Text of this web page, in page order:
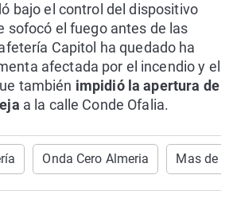
bajo el control del dispositivo
sofocó el fuego antes de las
Capitol ha quedado ha
afectada por el incendio y el
también impidió la apertura de
a la calle Conde Ofalia.
Onda Cero Almeria Mas de